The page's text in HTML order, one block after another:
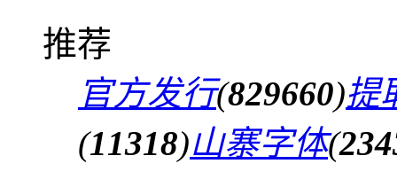
推荐
官方发行(829660)提
(11318)山寨字体(